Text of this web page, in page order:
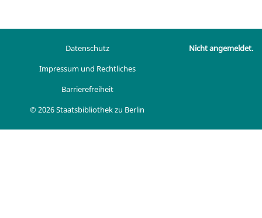
Datenschutz
Impressum und Rechtliches
Barrierefreiheit
© 2026 Staatsbibliothek zu Berlin
Nicht angemeldet.